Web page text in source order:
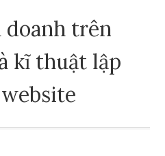
doanh trên
kĩ thuật lập